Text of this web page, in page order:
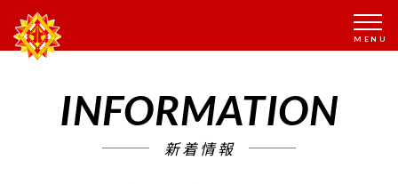
INFORMATION
新着情報